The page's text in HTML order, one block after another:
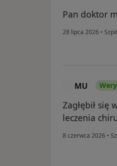
Pan doktor
28 lipca 2026 •
MU
Zagłębił się
leczenia
8 czerwca 2026 •